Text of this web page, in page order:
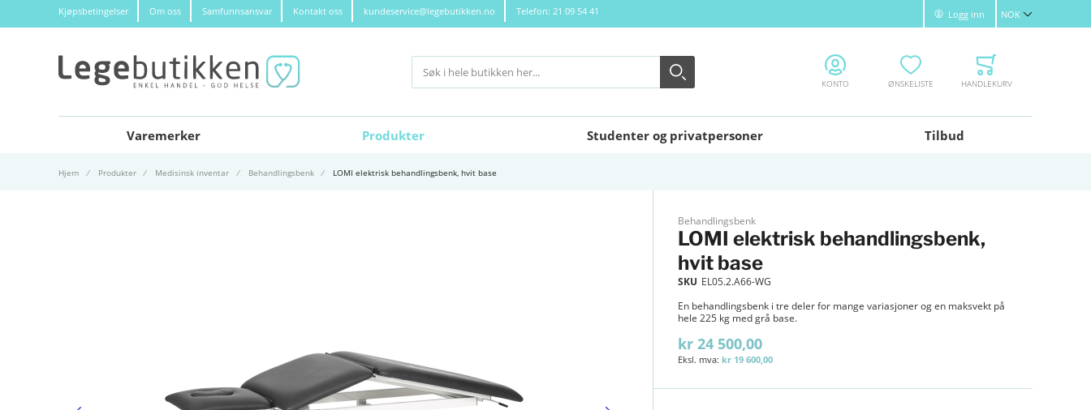
Kjøpsbetingelser Om oss Samfunnsansvar Kontakt oss kundeservice@legebutikken.no Telefon: 21 09 54 41 Logg inn ValutaNOK
Søk
Close search
Søk KONTO ØNSKELISTE HANDLEKURV
Varemerker Produkter Studenter og privatpersoner Tilbud
Hjem Produkter Medisinsk inventar Behandlingsbenk LOMI elektrisk behandlingsbenk, hvit base
Behandlingsbenk
LOMI elektrisk behandlingsbenk,
hvit base
SKU EL05.2.A66-WG
En behandlingsbenk i tre deler for mange variasjoner og en maksvekt på
hele 225 kg med grå base.
kr 24 500,00
kr 19 600,00